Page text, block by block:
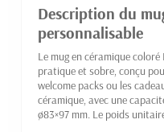
Description du
personnalisable
Le mug en céramique
pratique et sobre, conçu
welcome packs ou les
céramique, avec une
ø83×97 mm. Le poids